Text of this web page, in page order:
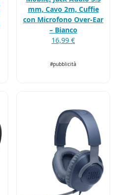
mm, Cavo 2m, Cuffie
con Microfono Over-Ear
– Bianco
16,99 €
#pubblicità